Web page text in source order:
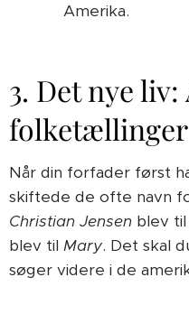
Amerika.
3. Det nye
folketællinger
Når din forfader først
skiftede de ofte navn
Christian Jensen blev til
blev til Mary. Det skal
søger videre i de